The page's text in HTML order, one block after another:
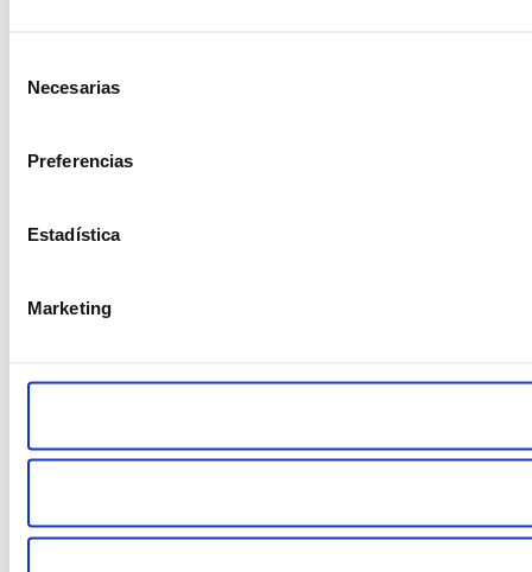
Necesarias
Preferencias
Estadística
Marketing